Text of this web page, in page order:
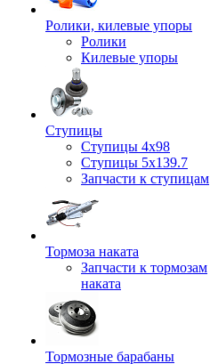
Ролики, килевые упоры
Ролики
Килевые упоры
Ступицы
Ступицы 4x98
Ступицы 5x139.7
Запчасти к ступицам
Тормоза наката
Запчасти к тормозам
наката
Тормозные барабаны